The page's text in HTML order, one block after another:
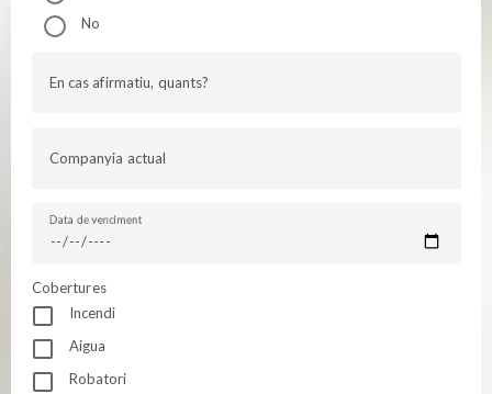
No
En cas afirmatiu, quants?
Companyia actual
Data de venciment
Cobertures
Incendi
Aigua
Robatori